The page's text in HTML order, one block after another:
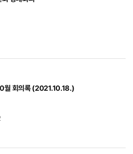
월 회의록 (2021.10.18.)